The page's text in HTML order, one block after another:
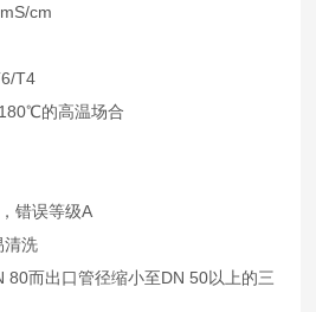
cm
T4
的高温场合
错误等级A
清洗
80而出口管径缩小至DN 50以上的三